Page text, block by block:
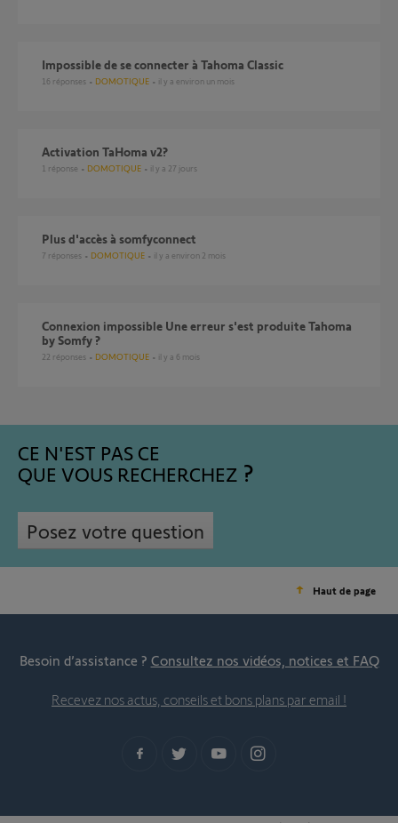
Impossible de se connecter à Tahoma Classic
16 réponses DOMOTIQUE il y a environ un mois
Activation TaHoma v2?
1 réponse DOMOTIQUE il y a 27 jours
Plus d'accès à somfyconnect
7 réponses DOMOTIQUE il y a environ 2 mois
Connexion impossible Une erreur s'est produite Tahoma
by Somfy ?
22 réponses DOMOTIQUE il y a 6 mois
CE N'EST PAS CE
QUE VOUS RECHERCHEZ
Posez votre question
Haut de page
Besoin d’assistance ? Consultez nos vidéos, notices et FAQ
Recevez nos actus, conseils et bons plans par email !